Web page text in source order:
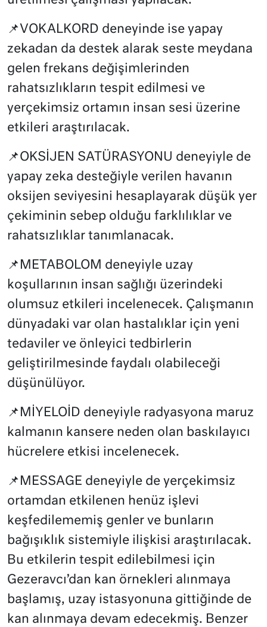
📌VOKALKORD deneyinde ise yapay
zekadan da destek alarak seste meydana
gelen frekans değişimlerinden
rahatsızlıkların tespit edilmesi ve
yerçekimsiz ortamın insan sesi üzerine
etkileri araştırılacak.
📌OKSİJEN SATÜRASYONU deneyiyle de
yapay zeka desteğiyle verilen havanın
oksijen seviyesini hesaplayarak düşük yer
çekiminin sebep olduğu farklılıklar ve
rahatsızlıklar tanımlanacak.
📌METABOLOM deneyiyle uzay
koşullarının insan sağlığı üzerindeki
olumsuz etkileri incelenecek. Çalışmanın
dünyadaki var olan hastalıklar için yeni
tedaviler ve önleyici tedbirlerin
geliştirilmesinde faydalı olabileceği
düşünülüyor.
📌MİYELOİD deneyiyle radyasyona maruz
kalmanın kansere neden olan baskılayıcı
hücrelere etkisi incelenecek.
📌MESSAGE deneyiyle de yerçekimsiz
ortamdan etkilenen henüz işlevi
keşfedilememiş genler ve bunların
bağışıklık sistemiyle ilişkisi araştırılacak.
Bu etkilerin tespit edilebilmesi için
Gezeravcı’dan kan örnekleri alınmaya
başlamış, uzay istasyonuna gittiğinde de
kan alınmaya devam edecekmiş. Benzer